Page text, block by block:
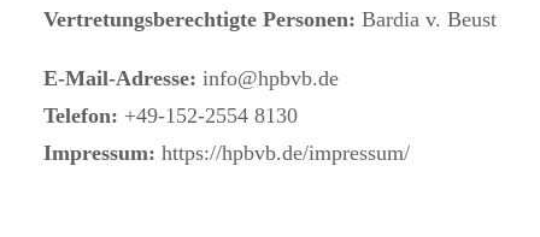
Vertretungsberechtigte Personen: Bardia v. Beust
E-Mail-Adresse: info@hpbvb.de
Telefon: +49-152-2554 8130
Impressum: https://hpbvb.de/impressum/